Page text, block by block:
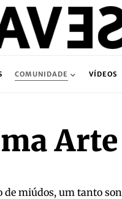
COMUNIDADE VÍDEOS
Arte
de miúdos, um tanto